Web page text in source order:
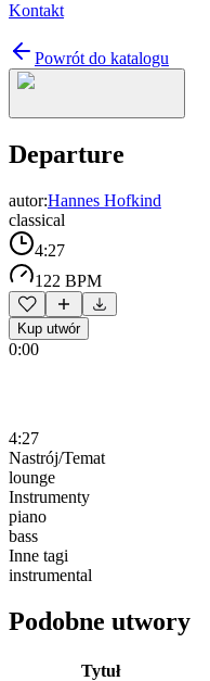
Kontakt
Powrót do katalogu
Departure
autor:Hannes Hofkind
classical
4:27
122 BPM
Kup utwór
0:00
4:27
Nastrój/Temat
lounge
Instrumenty
piano
bass
Inne tagi
instrumental
Podobne utwory
Tytuł